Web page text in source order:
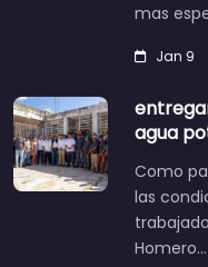
mas
Jan 9
agua
Como
las
Homero…